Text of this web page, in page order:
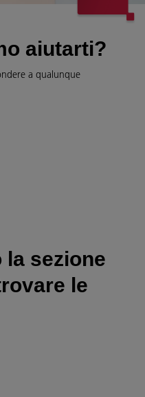
aiutarti?
a qualunque
la sezione
le